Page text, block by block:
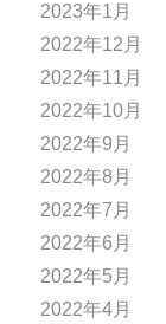
2023年1月
2022年12月
2022年11月
2022年10月
2022年9月
2022年8月
2022年7月
2022年6月
2022年5月
2022年4月